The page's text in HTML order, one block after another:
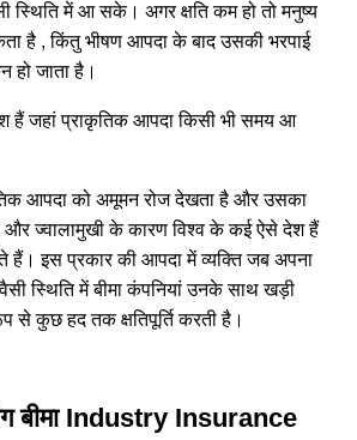
स्थिति में आ सके। अगर क्षति कम हो तो मनुष्य
है , किंतु भीषण आपदा के बाद उसकी भरपाई
हो जाता है।
हैं जहां प्राकृतिक आपदा किसी भी समय आ
आपदा को अमूमन रोज देखता है और उसका
और ज्वालामुखी के कारण विश्व के कई ऐसे देश हैं
हैं। इस प्रकार की आपदा में व्यक्ति जब अपना
स्थिति में बीमा कंपनियां उनके साथ खड़ी
से कुछ हद तक क्षतिपूर्ति करती है।
बीमा Industry Insurance